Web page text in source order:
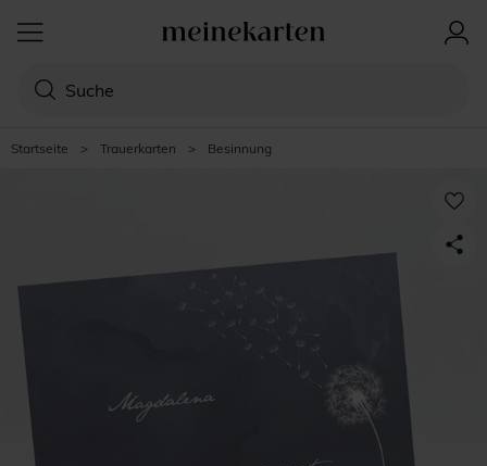
Startseite > Trauerkarten > Besinnung